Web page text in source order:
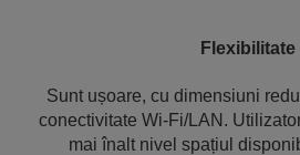
Flexibilitate
Sunt ușoare, cu dimensiuni
conectivitate Wi-Fi/LAN.
mai înalt nivel spațiul